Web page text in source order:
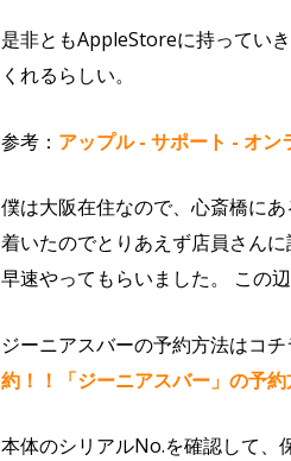
是非ともAppleStoreに持ってい
くれるらしい。
参考： アップル - サポート - オ
僕は大阪在住なので、心斎橋に
着いたのでとりあえず店員さん
早速やってもらいました。 この
ジーニアスバーの予約方法はコチ
約！！「ジーニアスバー」の予
本体のシリアルNo.を確認して、